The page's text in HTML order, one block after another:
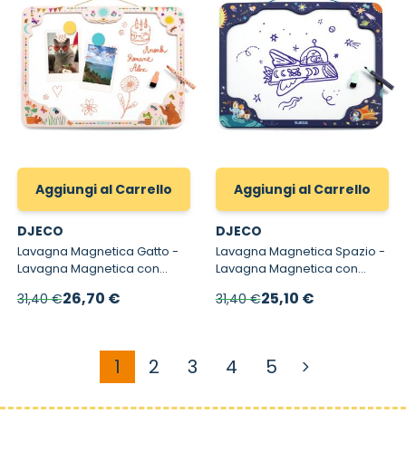
Aggiungi al Carrello
DJECO
Lavagna Magnetica Gatto -
Lavagna Magnetica con
31,40 €Prezzo speciale
26,70 €
Aggiungi al Carrello
DJECO
Lavagna Magnetica Spazio -
Lavagna Magnetica con
31,40 €Prezzo speciale
25,10 €
Attualmente stai leggendo la
1 Pagina
2 Pagina
3 Pagina
4 Pagina
5